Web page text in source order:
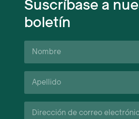
Suscríbase a
boletín
Nombre
Apellido*
Correo
electrónico